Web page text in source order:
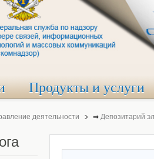
Продукты и услуги
деятельности ⇒ Депозитарий